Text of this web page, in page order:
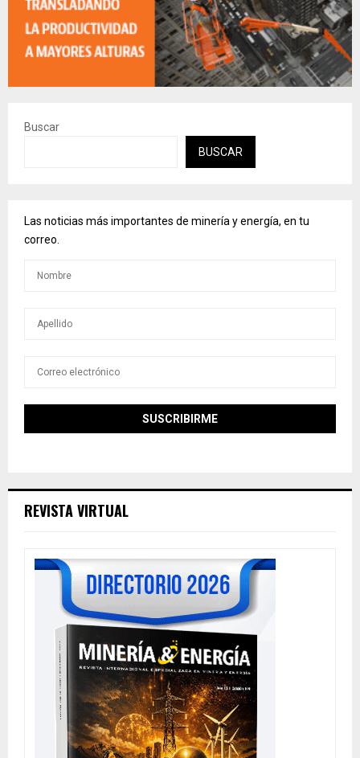
Buscar
BUSCAR
Las noticias más importantes de minería y energía, en tu
correo.
REVISTA VIRTUAL